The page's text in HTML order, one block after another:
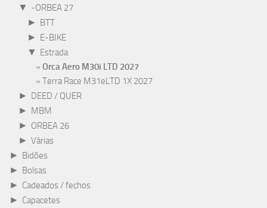
▼ -ORBEA 27
► BTT
► E-BIKE
▼ Estrada
Orca Aero M30i LTD 2027
Terra Race M31eLTD 1X 2027
► DEED / QUER
► MBM
► ORBEA 26
► Várias
► Bidões
► Bolsas
► Cadeados / fechos
► Capacetes